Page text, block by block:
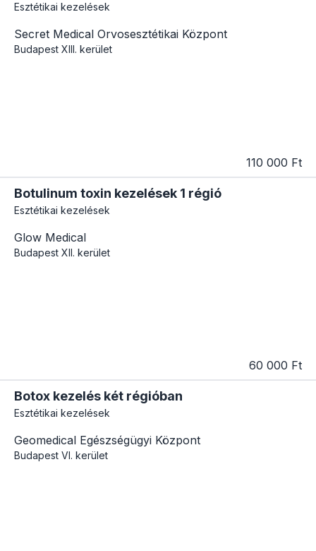
Esztétikai kezelések
Secret Medical Orvosesztétikai Központ
Budapest XIII. kerület
110 000 Ft
Botulinum toxin kezelések 1 régió
Esztétikai kezelések
Glow Medical
Budapest XII. kerület
60 000 Ft
Botox kezelés két régióban
Esztétikai kezelések
Geomedical Egészségügyi Központ
Budapest VI. kerület